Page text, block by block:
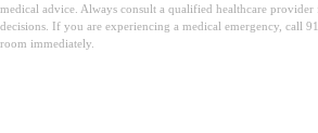
medical advice. Always consult a qualified healthcare provider
decisions. If you are experiencing a medical emergency, call
room immediately.